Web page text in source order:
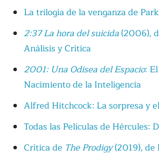
La trilogía de la venganza de
2:37 La hora del suicida(2006),
Análisis y Crítica
2001: Una Odisea del Espacio:
Nacimiento de la Inteligencia
Alfred Hitchcock: La sorpresa y
Todas las Películas de Hércules:
Crítica de The Prodigy(2019), de